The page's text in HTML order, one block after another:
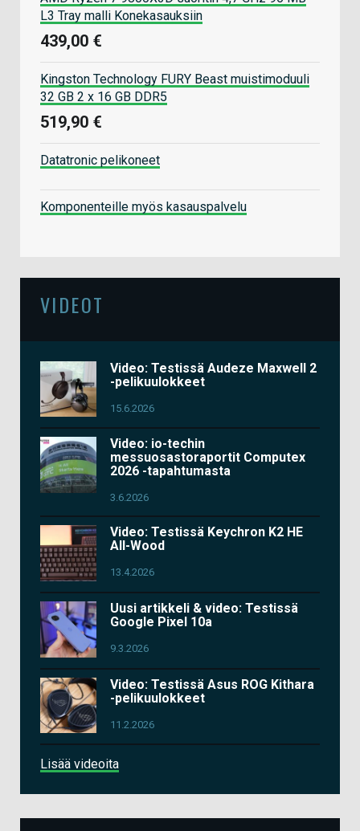
L3 Tray malli Konekasauksiin
439,00 €
Kingston Technology FURY Beast muistimoduuli
32 GB 2 x 16 GB DDR5
519,90 €
Datatronic pelikoneet
Komponenteille myös kasauspalvelu
VIDEOT
Video: Testissä Audeze Maxwell 2
-pelikuulokkeet
15.6.2026
Video: io-techin
messuosastoraportit Computex
2026 -tapahtumasta
3.6.2026
Video: Testissä Keychron K2 HE
All-Wood
13.4.2026
Uusi artikkeli & video: Testissä
Google Pixel 10a
9.3.2026
Video: Testissä Asus ROG Kithara
-pelikuulokkeet
11.2.2026
Lisää videoita